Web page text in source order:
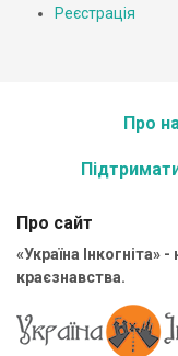
Реєстрація
Про
Про сайт
«Україна Інкогніта»
краєзнавства.